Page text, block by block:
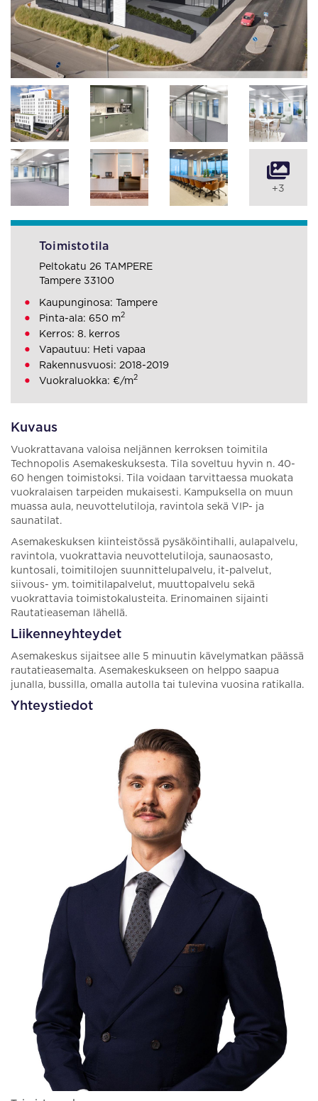
Kuvaus
Vuokrattavana valoisa neljännen kerroksen toimitila
Technopolis Asemakeskuksesta. Tila soveltuu hyvin n. 40-
60 hengen toimistoksi. Tila voidaan tarvittaessa muokata
vuokralaisen tarpeiden mukaisesti. Kampuksella on muun
muassa aula, neuvottelutiloja, ravintola sekä VIP- ja
saunatilat.
Asemakeskuksen kiinteistössä pysäköintihalli, aulapalvelu,
ravintola, vuokrattavia neuvottelutiloja, saunaosasto,
kuntosali, toimitilojen suunnittelupalvelu, it-palvelut,
siivous- ym. toimitilapalvelut, muuttopalvelu sekä
vuokrattavia toimistokalusteita. Erinomainen sijainti
Rautatieaseman lähellä.
Liikenneyhteydet
Asemakeskus sijaitsee alle 5 minuutin kävelymatkan päässä
rautatieasemalta. Asemakeskukseen on helppo saapua
junalla, bussilla, omalla autolla tai tulevina vuosina ratikalla.
Yhteystiedot
+3
Toimistotila
Peltokatu 26 TAMPERE
Tampere 33100
Kaupunginosa: Tampere
Pinta-ala: 650 m2
Kerros: 8. kerros
Vapautuu: Heti vapaa
Rakennusvuosi: 2018-2019
Vuokraluokka: €/m2